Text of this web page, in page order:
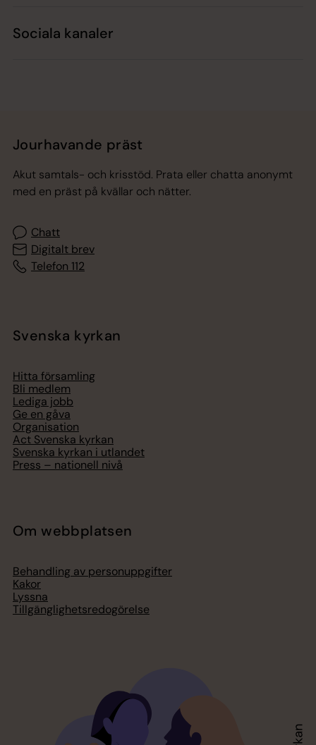
Sociala kanaler
Jourhavande präst
Akut samtals- och krisstöd. Prata eller chatta anonymt
med en präst på kvällar och nätter.
Chatt
Digitalt brev
Telefon 112
Svenska kyrkan
Hitta församling
Bli medlem
Lediga jobb
Ge en gåva
Organisation
Act Svenska kyrkan
Svenska kyrkan i utlandet
Press – nationell nivå
Om webbplatsen
Behandling av personuppgifter
Kakor
Lyssna
Tillgänglighetsredogörelse